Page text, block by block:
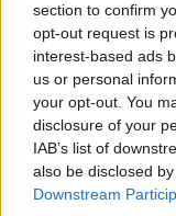
section to confirm
opt-out request is
interest-based ads
us or personal
your opt-out. You
disclosure of your
IAB’s list of
also be disclosed
Downstream
PONTEDERA —Ecco
misura (per 1 a 0)
soddisfazione dei tanti
La rete del
Shekiladze.
Ma i neroverdi ci